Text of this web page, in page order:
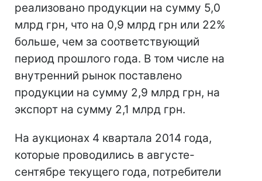
реализовано продукции на сумму 5,0
млрд грн, что на 0,9 млрд грн или 22%
больше, чем за соответствующий
период прошлого года. В том числе на
внутренний рынок поставлено
продукции на сумму 2,9 млрд грн, на
экспорт на сумму 2,1 млрд грн.
На аукционах 4 квартала 2014 года,
которые проводились в августе-
сентябре текущего года, потребители